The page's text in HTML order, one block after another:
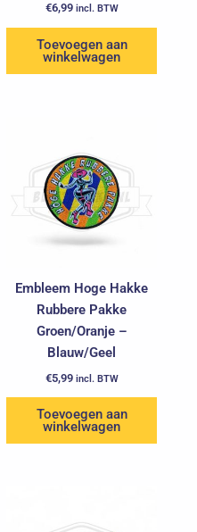
€6,99 incl. BTW
Toevoegen aan
winkelwagen
Embleem Hoge Hakke
Rubbere Pakke
Groen/Oranje –
Blauw/Geel
€5,99 incl. BTW
Toevoegen aan
winkelwagen